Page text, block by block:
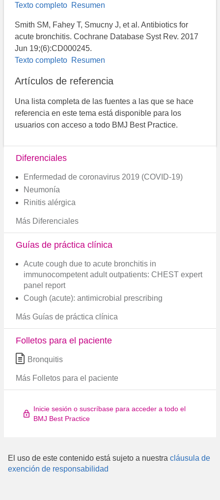
Texto completo Resumen
Smith SM, Fahey T, Smucny J, et al. Antibiotics for
acute bronchitis. Cochrane Database Syst Rev. 2017
Jun 19;(6):CD000245.
Texto completo Resumen
Artículos de referencia
Una lista completa de las fuentes a las que se hace
referencia en este tema está disponible para los
usuarios con acceso a todo BMJ Best Practice.
Diferenciales
Enfermedad de coronavirus 2019 (COVID-19)
Neumonía
Rinitis alérgica
Más Diferenciales
Guías de práctica clínica
Acute cough due to acute bronchitis in
immunocompetent adult outpatients: CHEST expert
panel report
Cough (acute): antimicrobial prescribing
Más Guías de práctica clínica
Folletos para el paciente
Bronquitis
Más Folletos para el paciente
Inicie sesión o suscríbase para acceder a todo el
BMJ Best Practice
El uso de este contenido está sujeto a nuestra cláusula de
exención de responsabilidad